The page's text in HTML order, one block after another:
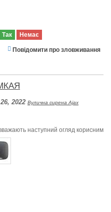
Так Немає
Повідомити про зловживання
2022 Вулична сирена Ajax
наступний огляд корисним